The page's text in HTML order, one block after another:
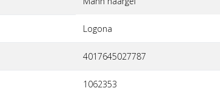
logona
4017645027787
1062353